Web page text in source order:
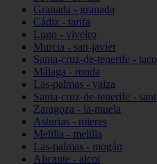
Granada - granada
Cádiz - tarifa
Lugo - viveiro
Murcia - san-javier
Santa-cruz-de-tenerife -
Málaga - ronda
Las-palmas - yaiza
Santa-cruz-de-tenerife -
Zaragoza - la-muela
Asturias - mieres
Melilla - melilla
Las-palmas - mogán
Alicante - alcoi